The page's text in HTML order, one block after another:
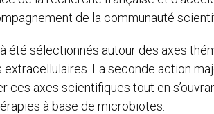
de la communauté
été sélectionnés autour des axes
La seconde action
axes scientifiques tout en
à base de microbiotes.